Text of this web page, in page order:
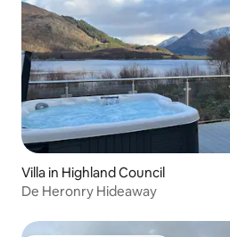
Villa in Highland Council
De Heronry Hideaway